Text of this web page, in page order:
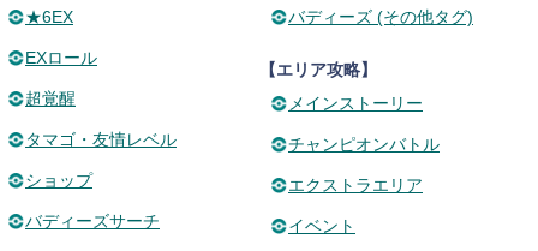
★6EX
EXロール
超覚醒
タマゴ・友情レベル
ショップ
バディーズサーチ
バディーズ (その他タグ)
【エリア攻略】
メインストーリー
チャンピオンバトル
エクストラエリア
イベント